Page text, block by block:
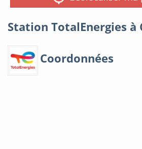
Station TotalEnergies à
Coordonnées